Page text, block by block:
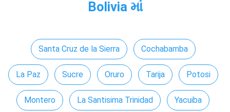
Bolivia માં
Santa Cruz de la Sierra Cochabamba
La Paz Sucre Oruro Tarija Potosi
Montero La Santisima Trinidad Yacuiba